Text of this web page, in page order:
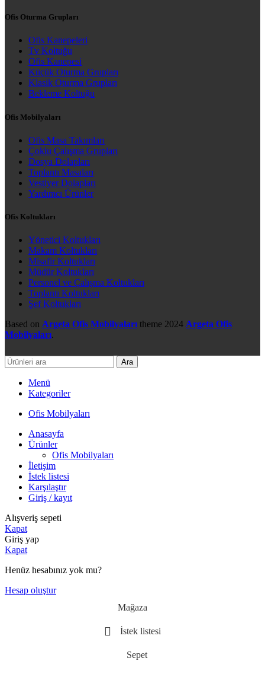
Ofis Oturma Grupları
Ofis Kanepeleri
Tv Koltuğu
Ofis Kanepesi
Küçük Oturma Grupları
Klasik Oturma Grupları
Bekleme Koltuğu
Ofis Mobilyaları
Ofis Masa Takımları
Çoklu Çalışma Grupları
Dosya Dolapları
Toplantı Masaları
Vestiyer Dolapları
Yardımcı Ürünler
Ofis Koltukları
Yönetici Koltukları
Makam Koltukları
Misafir Koltukları
Müdür Koltukları
Personel ve Çalışma Koltukları
Toplantı Koltukları
Şef Koltukları
Based on Argeta Ofis Mobilyaları theme 2024 Argeta Ofis
Mobilyaları.
Ara
Menü
Kategoriler
Ofis Mobilyaları
Anasayfa
Ürünler
Ofis Mobilyaları
İletişim
İstek listesi
Karşılaştır
Giriş / kayıt
Alışveriş sepeti
Kapat
Giriş yap
Kapat
Henüz hesabınız yok mu?
Hesap oluştur
Mağaza
İstek listesi
Sepet